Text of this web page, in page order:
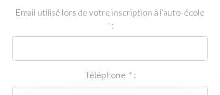
Email utilisé lors de votre inscription à l'auto-école
* :
* :